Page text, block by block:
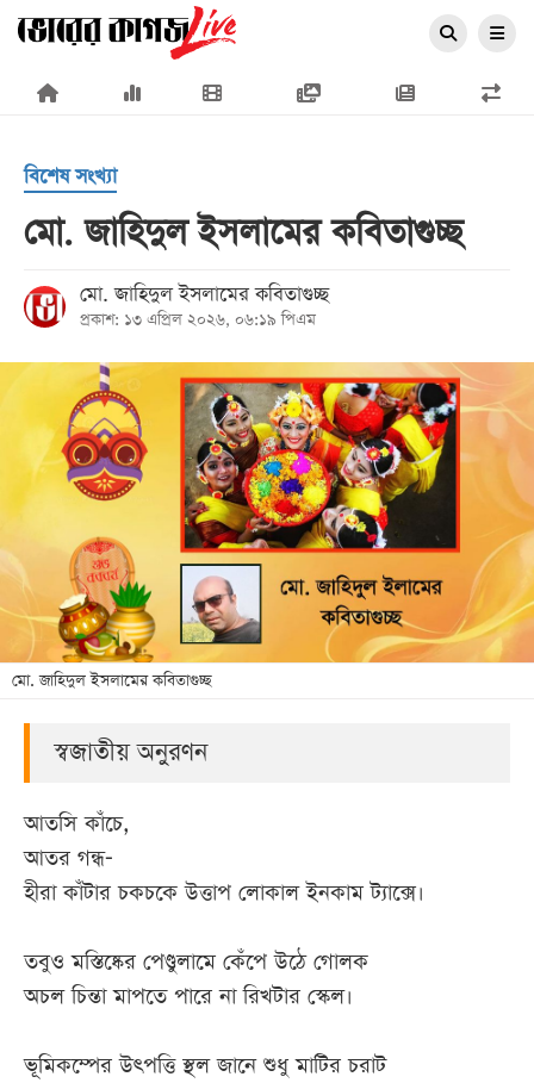
×
প্রচ্ছদ
রাজনীতি
অর্থনীতি
আন্তর্জাতিক
সারাদেশ
খেলা
বিনোদন
লাইফ
স্টাইল
তথ্যপ্রযুক্তি
সব
বিভাগ
ছবি
ভিডিও
আর্কাইভ
বিশেষ সংখ্যা
মো. জাহিদুল ইসলামের কবিতাগুচ্ছ
মো. জাহিদুল ইসলামের কবিতাগুচ্ছ
প্রকাশ: ১৩ এপ্রিল ২০২৬, ০৬:১৯ পিএম
মো. জাহিদুল ইসলামের কবিতাগুচ্ছ
স্বজাতীয় অনুরণন
আতসি কাঁচে,
আতর গন্ধ-
হীরা কাঁটার চকচকে উত্তাপ লোকাল ইনকাম ট্যাক্সে।
তবুও মস্তিষ্কের পেণ্ডুলামে কেঁপে উঠে গোলক
অচল চিন্তা মাপতে পারে না রিখটার স্কেল।
ভূমিকম্পের উৎপত্তি স্থল জানে শুধু মাটির চরাট